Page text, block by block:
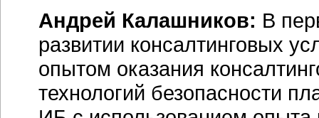
Андрей Калашников: В
развитии консалтинговых
опытом оказания
технологий безопасности